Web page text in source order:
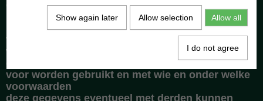
deze voorwaarden is 13/05/2023, met het
publiceren van een
nieuwe versie vervalt de geldigheid van alle
voorgaande versies. Dit privacybeleid beschrijft
welke gegevens over u
door ons worden verzameld, waar deze gegevens
voor worden gebruikt en met wie en onder welke
voorwaarden
deze gegevens eventueel met derden kunnen
Show again later Allow selection Allow all
I do not agree